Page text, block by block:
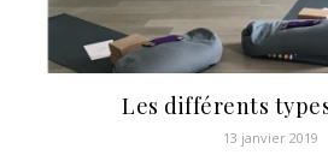
Les différents
13 janvier 2019